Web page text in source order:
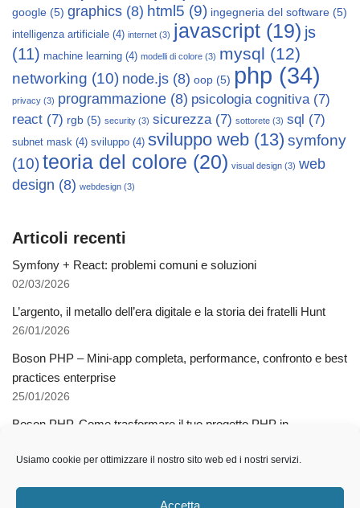
Usiamo cookie per ottimizzare il nostro sito web ed i nostri servizi.
Accetta
google (5) graphics (8) html5 (9) ingegneria del software (5)
intelligenza artificiale (4) internet (3) javascript (19) js
(11) machine learning (4) modelli di colore (3) mysql (12)
networking (10) node.js (8) oop (5) php (34)
privacy (3) programmazione (8) psicologia cognitiva(7)
react (7) rgb (5) security (3) sicurezza(7) sottorete (3) sql (7)
subnet mask (4) sviluppo (4) sviluppo web (13) symfony
(10)teoria del colore (20) visual design (3) web
design (8) webdesign (3)
Articoli recenti
Symfony + React: problemi comuni e soluzioni
02/03/2026
L’argento, il metallo dell’era digitale e la storia dei fratelli Hunt
26/01/2026
Boson PHP – Mini-app completa, performance, confronto e best
practices enterprise
25/01/2026
Boson PHP. Come trasformare il tuo progetto PHP in
03/12/2025
Come l’AI libera dalla schiavitù della specializzazione